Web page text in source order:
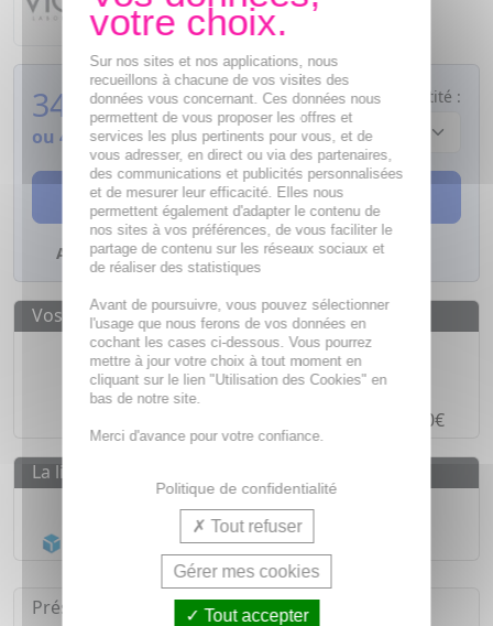
34,31€
ou 4 fois8,58€sans frais
Quantité :
AJOUTER AU PANIER
Ajouter à mes favoris
Vos avantages
Des prixIMBATTABLES
Paiement en ligneSÉCURISÉ
à partir de 30€
La livraison
Livraison gratuite dès55€
Acheminement Chronopost
Présentation
Sur nos sites et nos applications, nous
recueillons à chacune de vos visites des
données vous concernant. Ces données nous
permettent de vous proposer les offres et
services les plus pertinents pour vous, et de
vous adresser, en direct ou via des partenaires,
des communications et publicités personnalisées
et de mesurer leur efficacité. Elles nous
permettent également d'adapter le contenu de
nos sites à vos préférences, de vous faciliter le
partage de contenu sur les réseaux sociaux et
de réaliser des statistiques
Avant de poursuivre, vous pouvez sélectionner
l'usage que nous ferons de vos données en
cochant les cases ci-dessous. Vous pourrez
mettre à jour votre choix à tout moment en
cliquant sur le lien "Utilisation des Cookies" en
bas de notre site.
Merci d'avance pour votre confiance.
Politique de confidentialité
Tout refuser
Gérer mes cookies
Tout accepter